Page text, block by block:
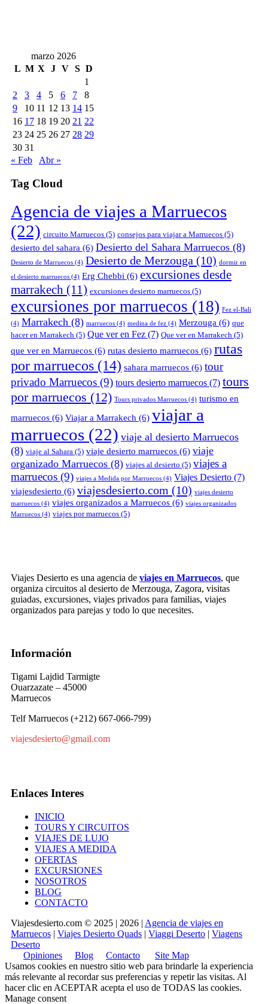
marzo 2026
L M X J V S D
1
2
3 4 5 6 7
8
9
10 11 12 13 14 15
16 17 18 19 20 21 22
23 24 25 26 27 28 29
30 31
« Feb
Abr »
Tag Cloud
Agencia de viajes a Marruecos
(22) circuito Marruecos (5) consejos para viajar a Marruecos (5)
desierto del sahara (6) Desierto del Sahara Marruecos (8)
Desierto de Marruecos (4) Desierto de Merzouga (10) dormir en
el desierto marruecos (4) Erg Chebbi (6) excursiones desde
marrakech (11) excursiones desierto marruecos (5)
excursiones por marruecos (18) Fez el-Bali
(4) Marrakech (8) marruecos (4) medina de fez (4) Merzouga (6) que
hacer en Marrakech (5) Que ver en Fez (7) Que ver en Marrakech (5)
que ver en Marruecos (6) rutas desierto marruecos (6) rutas
por marruecos (14) sahara marruecos (6) tour
privado Marruecos (9) tours desierto marruecos (7) tours
por marruecos (12) Tours privados Marruecos (4) turismo en
marruecos (6) Viajar a Marrakech (6) viajar a
marruecos (22) viaje al desierto Marruecos
(8) viaje al Sahara (5) viaje desierto marruecos (6) viaje
organizado Marruecos (8) viajes al desierto (5) viajes a
marruecos (9) viajes a Medida por Marruecos (4) Viajes Desierto (7)
viajesdesierto (6) viajesdesierto.com (10) viajes desierto
marruecos (4) viajes organizados a Marruecos (6) viajes organizados
Marruecos (4) viajes por marruecos (5)
Viajes Desierto es una agencia de viajes en Marruecos, que
organiza circuitos al desierto de Merzouga, Zagora, visitas
guiadas, excursiones, viajes privados para familias, viajes
organizados para parejas y todo lo que necesites.
Información
Tigami Lajdid Tarmigte
Ouarzazate – 45000
Marruecos
Telf Marruecos (+212) 667-066-799)
viajesdesierto@gmail.com
Enlaces Interes
INICIO
TOURS Y CIRCUITOS
VIAJES DE LUJO
VIAJES A MEDIDA
OFERTAS
EXCURSIONES
NOSOTROS
BLOG
CONTACTO
Viajesdesierto.com © 2025 | 2026 | Agencia de viajes en
Marruecos | Viajes Desierto Quads | Viaggi Deserto | Viagens
Deserto
Opiniones
Blog Contacto
Site Map
Usamos cookies en nuestro sitio web para brindarle la experiencia
más relevante al recordar sus preferencias y repetir las visitas. Al
hacer clic en ACEPTAR acepta el uso de TODAS las cookies.
Manage consent